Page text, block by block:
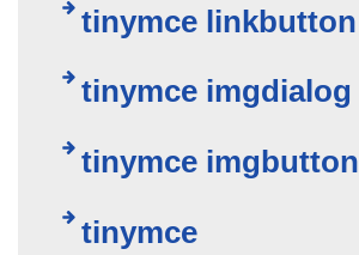
tinymce linkbutton
tinymce imgdialog
tinymce imgbutton
tinymce